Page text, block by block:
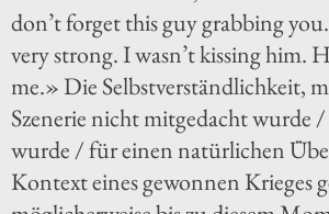
don’t forget this guy grabbing
very strong. I wasn’t kissing him.
me.» Die Selbstverständlichkeit,
Szenerie nicht mitgedacht wurde
wurde / für einen natürlichen
Kontext eines gewonnen Krieges